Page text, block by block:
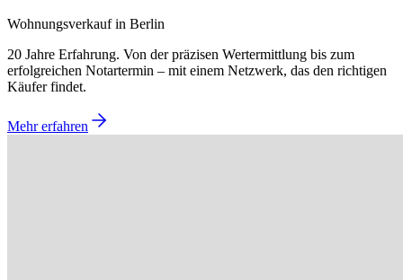
Wohnungsverkauf in Berlin
20 Jahre Erfahrung. Von der präzisen Wertermittlung bis zum
erfolgreichen Notartermin – mit einem Netzwerk, das den richtigen
Käufer findet.
Mehr erfahren